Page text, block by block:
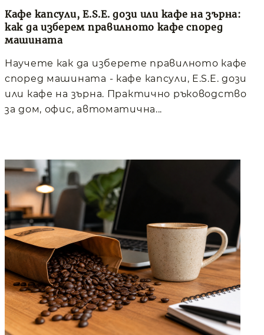
Кафе капсули, E.S.E. дози или кафе на зърна:
как да изберем правилното кафе според
машината
Научете как да изберете правилното кафе
според машината - кафе капсули, E.S.E. дози
или кафе на зърна. Практично ръководство
за дом, офис, автоматична...